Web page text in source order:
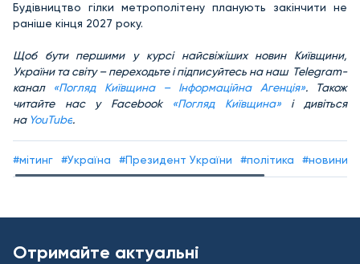
Будівництво гілки метрополітену планують закінчити не
раніше кінця 2027 року.
Щоб бути першими у курсі найсвіжіших новин Київщини,
України та світу – переходьте і підписуйтесь на наш Telegram-
канал
«Погляд Київщина – Інформаційна Агенція». Також
читайте нас у Facebook
«Погляд Київщина»і дивіться
на YouTube.
#мітинг #Україна #Президент України #політика #новини
Отримайте актуальні